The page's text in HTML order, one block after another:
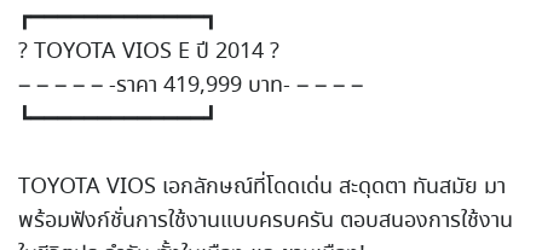
┏━━━━━━━━━━━━━┓
?TOYOTA VIOS E ปี 2014?
– – – – – -ราคา 419,999 บาท- – – – –
┗━━━━━━━━━━━━━┛
TOYOTA VIOS เอกลักษณ์ที่โดดเด่น สะดุดตา ทันสมัย มา
พร้อมฟังก์ชั่นการใช้งานแบบครบครัน ตอบสนองการใช้งาน